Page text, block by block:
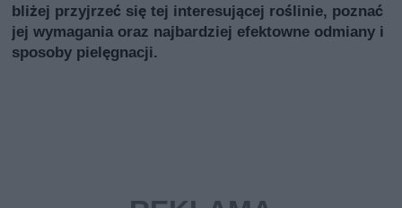
bliżej przyjrzeć się tej interesującej roślinie, poznać
jej wymagania oraz najbardziej efektowne odmiany i
sposoby pielęgnacji.